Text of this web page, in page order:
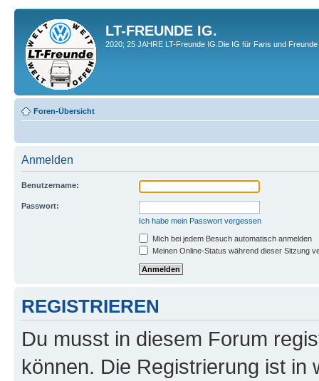
LT-FREUNDE IG.
2020; 25 JAHRE LT-Freunde IG.Die IG für Fans und
Foren-Übersicht
Anmelden
Benutzername:
Passwort:
Ich habe mein Passwort vergessen
Mich bei jedem Besuch automatisch anmelden
Meinen Online-Status während dieser Sitzung
REGISTRIEREN
Du musst in diesem Forum
können. Die Registrierung ist in